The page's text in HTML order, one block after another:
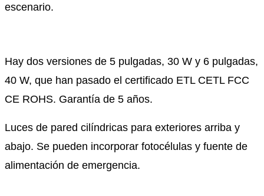
escenario.
Hay dos versiones de 5 pulgadas, 30 W y 6 pulgadas,
40 W, que han pasado el certificado ETL CETL FCC
CE ROHS. Garantía de 5 años.
Luces de pared cilíndricas para exteriores arriba y
abajo. Se pueden incorporar fotocélulas y fuente de
alimentación de emergencia.